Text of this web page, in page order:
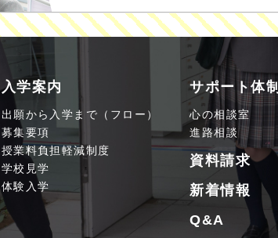
入学案内
出願から入学まで（フロー）
募集要項
授業料負担軽減制度
学校見学
体験入学
サポート体制
心の相談室
進路相談
資料請求
新着情報
Q&A